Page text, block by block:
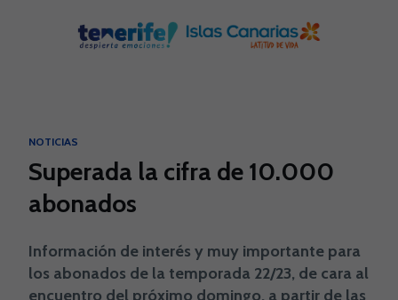
NOTICIAS
Superada la cifra de 10.000
abonados
Información de interés y muy importante para
los abonados de la temporada 22/23, de cara al
encuentro del próximo domingo, a partir de las